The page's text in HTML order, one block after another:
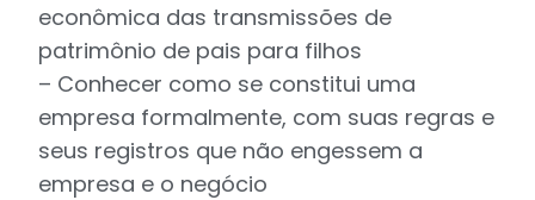
econômica das transmissões de
patrimônio de pais para filhos
– Conhecer como se constitui uma
empresa formalmente, com suas regras e
seus registros que não engessem a
empresa e o negócio